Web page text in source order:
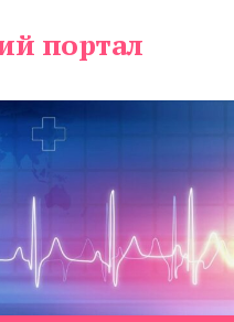
портал